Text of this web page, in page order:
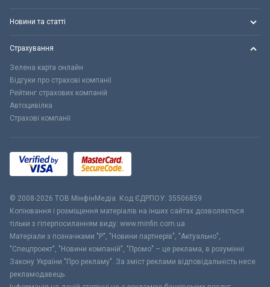
Новини та статті
Страхування
Зелена карта онлайн
Відгуки про страхові компанії
Рейтинг страхових компаній
Автоцивілка
Страхові компанії
© 2008-2026 ТОВ МiнфiнМедiа. Код ЄДРПОУ: 35506859
Копіювання і розміщення матеріалів на інших сайтах дозволяється
тільки з гіперпосиланням виду: www.minfin.com.ua
Матеріали з позначками "Р", "Новини партнерів", "Актуально",
"Спецпроект", "Новини компаній", "Промо" – це реклама, в розумінні
Закону України "Про рекламу". За зміст реклами відповідальність несе
рекламодавець.